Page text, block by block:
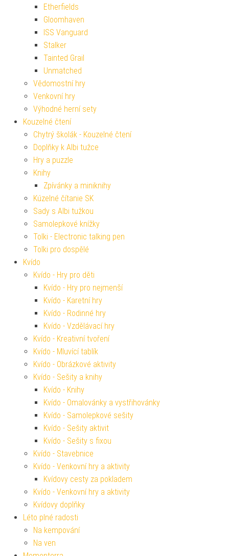
Etherfields
Gloomhaven
ISS Vanguard
Stalker
Tainted Grail
Unmatched
Vědomostní hry
Venkovní hry
Výhodné herní sety
Kouzelné čtení
Chytrý školák - Kouzelné čtení
Doplňky k Albi tužce
Hry a puzzle
Knihy
Zpívánky a miniknihy
Kúzelné čítanie SK
Sady s Albi tužkou
Samolepkové knížky
Tolki - Electronic talking pen
Tolki pro dospělé
Kvído
Kvído - Hry pro děti
Kvído - Hry pro nejmenší
Kvído - Karetní hry
Kvído - Rodinné hry
Kvído - Vzdělávací hry
Kvído - Kreativní tvoření
Kvído - Mluvící tablík
Kvído - Obrázkové aktivity
Kvído - Sešity a knihy
Kvído - Knihy
Kvído - Omalovánky a vystřihovánky
Kvído - Samolepkové sešity
Kvído - Sešity aktivit
Kvído - Sešity s fixou
Kvído - Stavebnice
Kvído - Venkovní hry a aktivity
Kvídovy cesty za pokladem
Kvído - Venkovní hry a aktivity
Kvídovy doplňky
Léto plné radosti
Na kempování
Na ven